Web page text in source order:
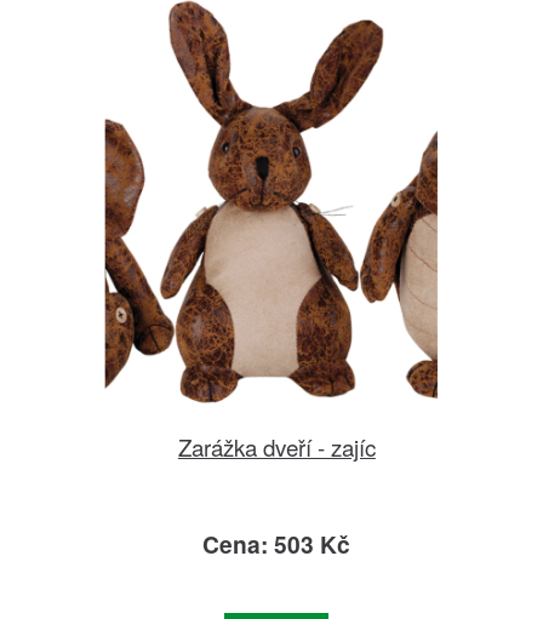
Zarážka dveří - zajíc
Cena: 503 Kč